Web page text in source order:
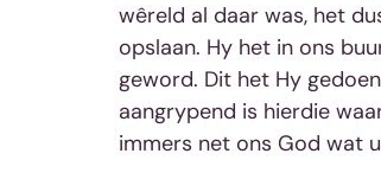
wêreld al daar was, het
opslaan. Hy het in ons
geword. Dit het Hy
aangrypend is hierdie
immers net ons God wat